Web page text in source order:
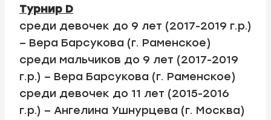
Турнир D
среди девочек до 9 лет (2017-2019 г.р.)
– Вера Барсукова (г. Раменское)
среди мальчиков до 9 лет (2017-2019
г.р.) – Вера Барсукова (г. Раменское)
среди девочек до 11 лет (2015-2016
г.р.) – Ангелина Ушнурцева (г. Москва)